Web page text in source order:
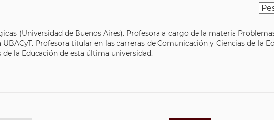
(Universidad de Buenos Aires). Profesora a cargo de la materia
Profesora titular en las carreras de Comunicación y Ciencias de la
de la Educación de esta última universidad.